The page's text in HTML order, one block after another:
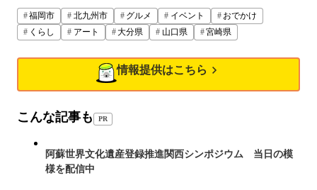
福岡市 北九州市 グルメ イベント
おでかけ
くらし
アート 大分県 山口県 宮崎県
情報提供はこちら
こんな記事も PR
阿蘇世界文化遺産登録推進関西シンポジウム 当日の模
様を配信中